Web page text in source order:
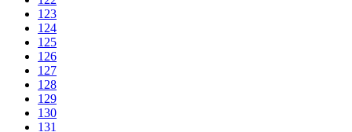
123
124
125
126
127
128
129
130
131